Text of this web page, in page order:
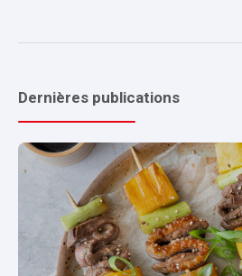
Dernières publications